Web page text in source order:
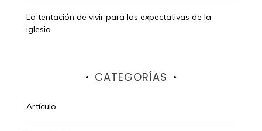
La tentación de vivir para las expectativas de la
iglesia
CATEGORÍAS
Artículo